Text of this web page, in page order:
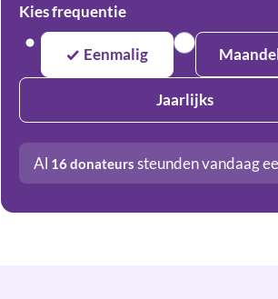
Kies frequentie
Eenmalig
Jaarlijks
Al 16donateurs steunden vandaag